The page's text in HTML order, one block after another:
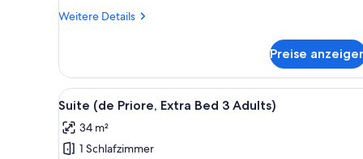
Weitere Details
Weitere
Zimmer,
Terrasse,
Meerblick
(Jacuzzi)
Preise
Alle
Fotos
für
Suite
Ein Schlafzimmer mit einem
6
Suite (de Priore, Extra Bed 3 Adults)
34 m²
1 Schlafzimmer